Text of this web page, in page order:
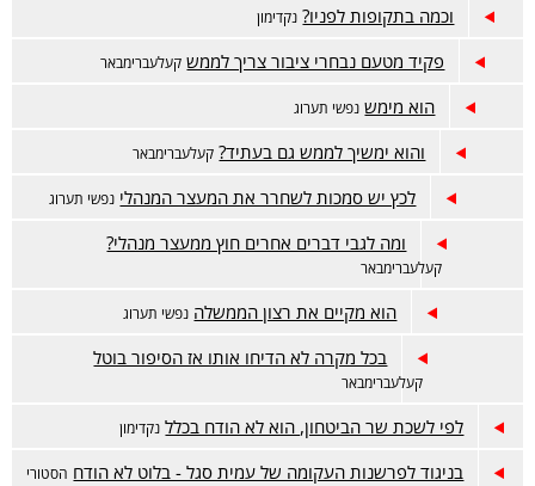
וכמה בתקופות לפניו? נקדימון
פקיד מטעם נבחרי ציבור צריך לממש קעלעברימבאר
הוא מימש נפשי תערוג
והוא ימשיך לממש גם בעתיד? קעלעברימבאר
לכץ יש סמכות לשחרר את המעצר המנהלי נפשי תערוג
ומה לגבי דברים אחרים חוץ ממעצר מנהלי?
קעלעברימבאר
הוא מקיים את רצון הממשלה נפשי תערוג
בכל מקרה לא הדיחו אותו אז הסיפור בוטל
קעלעברימבאר
לפי לשכת שר הביטחון, הוא לא הודח בכלל נקדימון
בניגוד לפרשנות העקומה של עמית סגל - בלוט לא הודח הסטורי